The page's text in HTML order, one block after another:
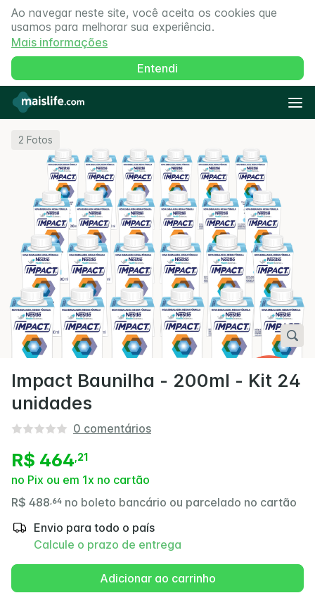
Ao navegar neste site, você aceita os cookies que
usamos para melhorar sua experiência.
Mais informações
Entendi
2 Fotos
Impact Baunilha - 200ml - Kit 24
unidades
0 comentários
R$ 464 21
no Pix ou em 1x no cartão
R$ 488 64 no boleto bancário ou parcelado no cartão
Envio para todo o país
Calcule o prazo de entrega
Adicionar ao carrinho